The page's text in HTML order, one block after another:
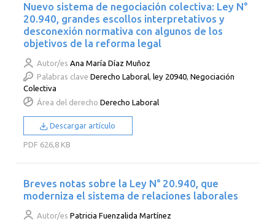
Nuevo sistema de negociación colectiva: Ley N°
20.940, grandes escollos interpretativos y
desconexión normativa con algunos de los
objetivos de la reforma legal
Autor/es Ana María Díaz Muñoz
Palabras clave Derecho Laboral, ley 20940,Negociación
Colectiva
Área del derecho Derecho Laboral
Descargar artículo
PDF 626,8 KB
Breves notas sobre la Ley N° 20.940, que
moderniza el sistema de relaciones laborales
Autor/es Patricia Fuenzalida Martínez